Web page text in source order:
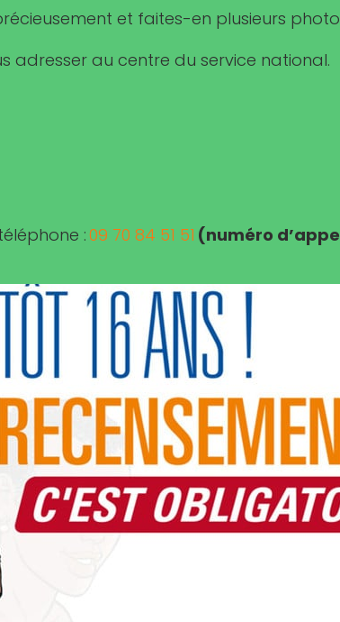
et faites-en plusieurs
adresser au centre du service national.
:09 70 84 51 51 (numéro